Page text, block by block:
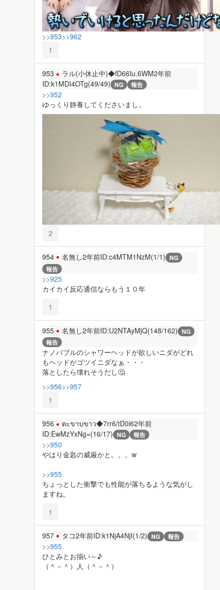
>>953>>962
1
953 ラル(小休止中)◆fD66Iu.6WM2年前
ID:k1MDI4OTg(49/49) NG 報告
>>952
ゆっくり静養してくださいまし。
2
954 名無し2年前ID:c4MTM1NzM(1/1) NG
報告
>>925
カイカイ反応通信ならもう１０年
1
955 名無し2年前ID:U2NTAyMjQ(148/162) NG
報告
ナノバブルのシャワーヘッドが欲しいニダがどれ
もヘッドがゴツイニダなぁ・・・
落としたら壊れそうだし🤔
>>956>>957
1
956 ตะขาบขาว◆7rr6/tD0i62年前
ID:EwMzYxNg=(16/17) NG 報告
>>950
やはり金匙の威厳かと。。。w
>>955
ちょっとした衝撃でも性能が落ちるような気がし
ますね。
1
957 タコ2年前ID:k1NjA4NjI(1/2) NG 報告
>>955
ひとみとお揃い～♪
（＾－＾）人（＾－＾）